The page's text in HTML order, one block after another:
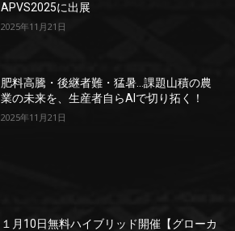
APVS2025に出展
2025年11月21日
肥料高騰・後継者難・猛暑…課題山積の農
業の未来を、生産者自らAIで切り拓く！
2025年11月21日
１月10日無料ハイブリッド開催【グローカ